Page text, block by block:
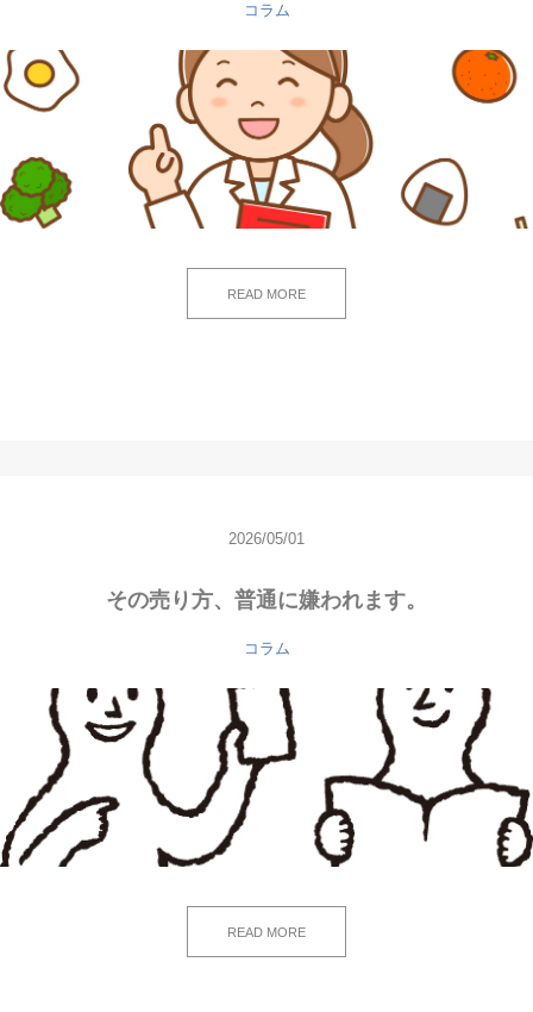
コラム
READ MORE
2026/05/01
その売り方、普通に嫌われます。
コラム
READ MORE